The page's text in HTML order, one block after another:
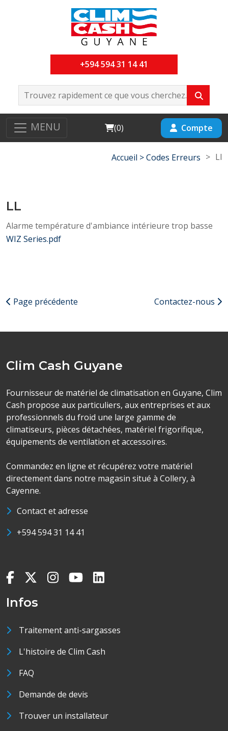
+594 594 31 14 41
MENU Cart
(0) Compte
Accueil >Codes Erreurs > Ll
LL
Alarme température d'ambiance intérieure trop basse
WIZ Series.pdf
Page précédente Contactez-nous
Clim Cash Guyane
Fournisseur de matériel de climatisation en Guyane, Clim
Cash propose aux particuliers, aux entreprises et aux
professionnels du froid une large gamme de
climatiseurs, pièces détachées, matériel frigorifique,
équipements de ventilation et accessoires.
Commandez en ligne et récupérez votre matériel
directement dans notre magasin situé à Collery, à
Cayenne.
Contact et adresse
+594 594 31 14 41
Infos
Traitement anti-sargasses
L'histoire de Clim Cash
FAQ
Demande de devis
Trouver un installateur